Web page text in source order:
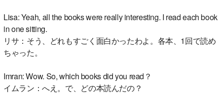
Lisa: Yeah, all the books were really interesting. I read each book
in one sitting.
リサ：そう、どれもすごく面白かったわよ。各本、1回で読め
ちゃった。
Imran: Wow. So, which books did you read？
イムラン：へえ。で、どの本読んだの？